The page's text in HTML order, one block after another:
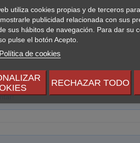
utiliza cookies propias y de terceros
publicidad relacionada con sus
sus hábitos de navegación. Para dar su
pulse el botón Acepto.
de cookies
RECHAZAR TODO